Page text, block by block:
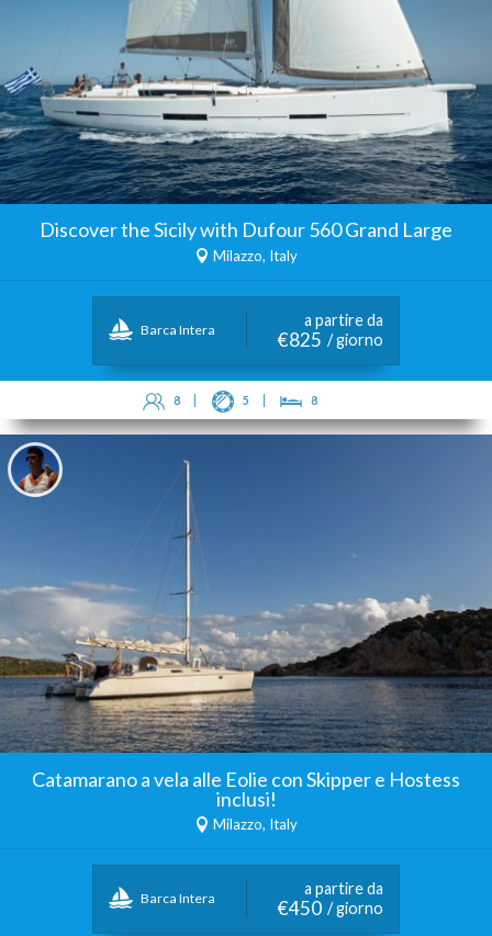
Discover the Sicily with Dufour 560 Grand Large
Milazzo, Italy
Barca Intera
a partire da
€825 / giorno
8 5 8
Catamarano a vela alle Eolie con Skipper e Hostess
inclusi!
Milazzo, Italy
Barca Intera
a partire da
€450 / giorno